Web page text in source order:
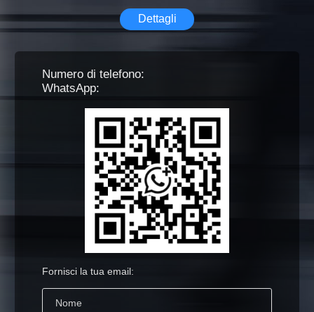
Dettagli
Numero di telefono:
WhatsApp:
Fornisci la tua email: